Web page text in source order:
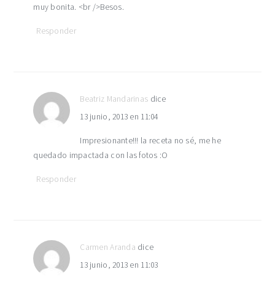
muy bonita. <br />Besos.
Responder
Beatriz Mandarinas dice
13 junio, 2013 en 11:04
Impresionante!!! la receta no sé, me he
quedado impactada con las fotos :O
Responder
Carmen Aranda dice
13 junio, 2013 en 11:03